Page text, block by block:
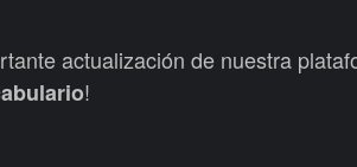
actualización de nuestra
!